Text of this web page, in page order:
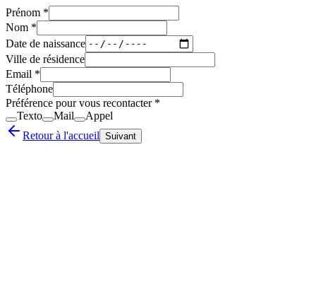
Prénom *
Nom *
Date de naissance
Ville de résidence
Email *
Téléphone
Préférence pour vous recontacter *
Texto
Mail
Appel
Retour à l'accueil Suivant